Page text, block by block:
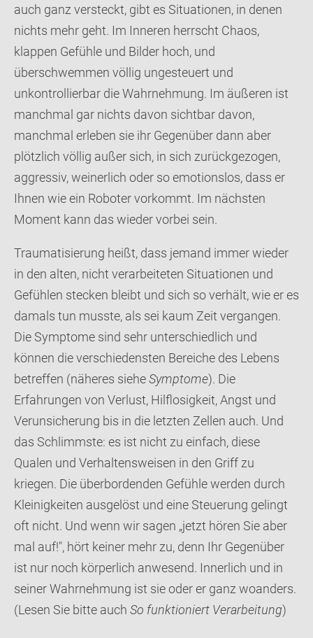
auch ganz versteckt, gibt es Situationen, in denen
nichts mehr geht. Im Inneren herrscht Chaos,
klappen Gefühle und Bilder hoch, und
überschwemmen völlig ungesteuert und
unkontrollierbar die Wahrnehmung. Im äußeren ist
manchmal gar nichts davon sichtbar davon,
manchmal erleben sie ihr Gegenüber dann aber
plötzlich völlig außer sich, in sich zurückgezogen,
aggressiv, weinerlich oder so emotionslos, dass er
Ihnen wie ein Roboter vorkommt. Im nächsten
Moment kann das wieder vorbei sein.
Traumatisierung heißt, dass jemand immer wieder
in den alten, nicht verarbeiteten Situationen und
Gefühlen stecken bleibt und sich so verhält, wie er es
damals tun musste, als sei kaum Zeit vergangen.
Die Symptome sind sehr unterschiedlich und
können die verschiedensten Bereiche des Lebens
betreffen (näheres sieheSymptome). Die
Erfahrungen von Verlust, Hilflosigkeit, Angst und
Verunsicherung bis in die letzten Zellen auch. Und
das Schlimmste: es ist nicht zu einfach, diese
Qualen und Verhaltensweisen in den Griff zu
kriegen. Die überbordenden Gefühle werden durch
Kleinigkeiten ausgelöst und eine Steuerung gelingt
oft nicht. Und wenn wir sagen „jetzt hören Sie aber
mal auf!", hört keiner mehr zu, denn Ihr Gegenüber
ist nur noch körperlich anwesend. Innerlich und in
seiner Wahrnehmung ist sie oder er ganz woanders.
(Lesen Sie bitte auch So funktioniert Verarbeitung)